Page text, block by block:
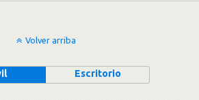
Volver arriba
Escritorio